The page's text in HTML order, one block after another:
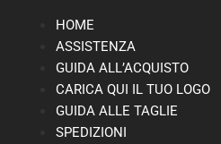
HOME
ASSISTENZA
GUIDA ALL’ACQUISTO
CARICA QUI IL TUO LOGO
GUIDA ALLE TAGLIE
SPEDIZIONI